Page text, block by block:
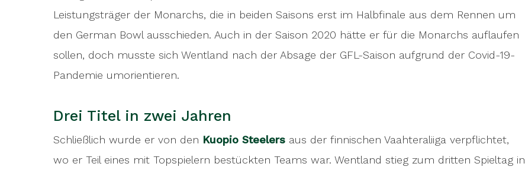
Leistungsträger der Monarchs, die in beiden Saisons erst im Halbfinale aus dem Rennen um
den German Bowl ausschieden. Auch in der Saison 2020 hätte er für die Monarchs auflaufen
sollen, doch musste sich Wentland nach der Absage der GFL-Saison aufgrund der Covid-19-
Pandemie umorientieren.
Drei Titel in zwei Jahren
Schließlich wurde er von den Kuopio Steelers aus der finnischen Vaahteraliiga verpflichtet,
wo er Teil eines mit Topspielern bestückten Teams war. Wentland stieg zum dritten Spieltag in